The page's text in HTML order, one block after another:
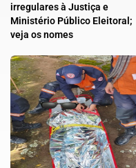
irregulares à Justiça e
Ministério Público Eleitoral;
veja os nomes